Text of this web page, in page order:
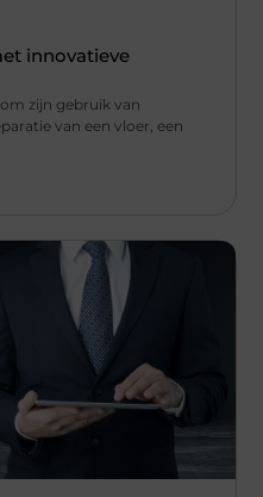
innovatieve
zijn gebruik van
van een vloer, een